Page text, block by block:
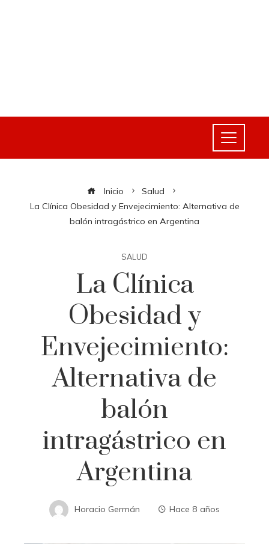
Inicio
Salud
La Clínica Obesidad y Envejecimiento: Alternativa de
balón intragástrico en Argentina
SALUD
La Clínica
Obesidad y
Envejecimiento:
Alternativa de
balón
intragástrico en
Argentina
Horacio Germán Hace 8 años